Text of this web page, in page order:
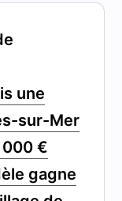
une
sur-Mer
€
gagne